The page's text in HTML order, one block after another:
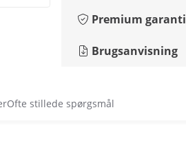
Premium garanti
Brugsanvisning
Ofte stillede spørgsmål